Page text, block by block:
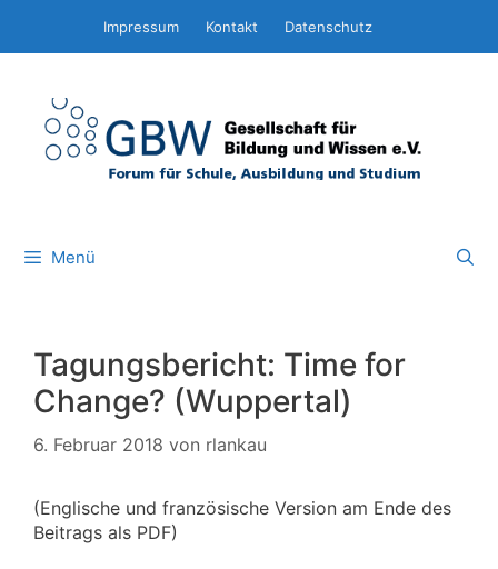
springen
Impressum Kontakt Datenschutz
Menü
Tagungsbericht: Time for
Change? (Wuppertal)
6. Februar 2018 von rlankau
(Englische und französische Version am Ende des
Beitrags als PDF)